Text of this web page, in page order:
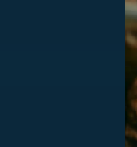
PRVNÍ SVĚTOVÁ